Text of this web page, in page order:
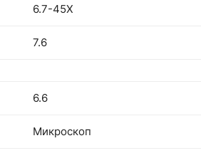
6.7-45X
7.6
6.6
Микроскоп